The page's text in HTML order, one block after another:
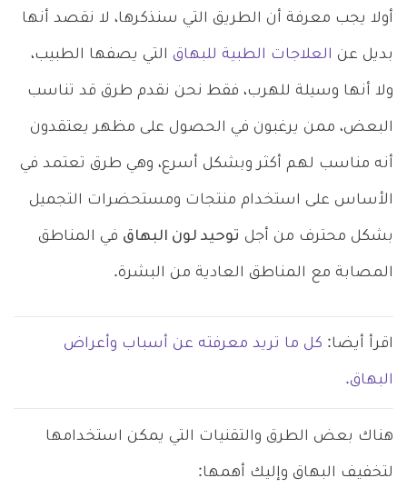
أولا يجب معرفة أن الطريق التي سنذكرها، لا نقصد أنها
بديل عن العلاجات الطبية للبهاق التي يصفها الطبيب،
ولا أنها وسيلة للهرب، فقط نحن نقدم طرق قد تناسب
البعض، ممن يرغبون في الحصول على مظهر يعتقدون
أنه مناسب لهم أكثر وبشكل أسرع، وهي طرق تعتمد في
الأساس على استخدام منتجات ومستحضرات التجميل
بشكل محترف من أجل توحيد لون البهاق في المناطق
المصابة مع المناطق العادية من البشرة.
اقرأ أيضا: كل ما تريد معرفته عن أسباب وأعراض
البهاق.
هناك بعض الطرق والتقنيات التي يمكن استخدامها
لتخفيف البهاق وإليك أهمها: